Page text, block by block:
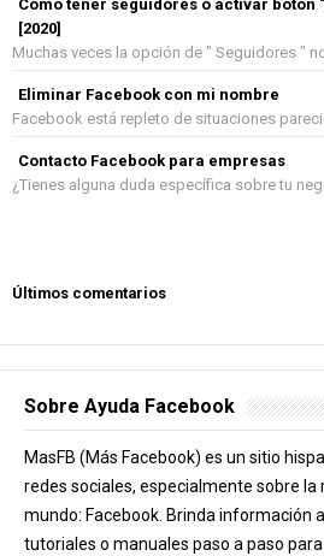
Cómo tener seguidores o activar botón
[2020]
Muchas veces la opción de " Seguidores "
Eliminar Facebook con mi nombre
Facebook está repleto de situaciones
Contacto Facebook para empresas
¿Tienes alguna duda específica sobre tu
Últimos comentarios
Sobre Ayuda Facebook
MasFB (Más Facebook) es un sitio
redes sociales, especialmente sobre la
mundo: Facebook. Brinda información
tutoriales o manuales paso a paso